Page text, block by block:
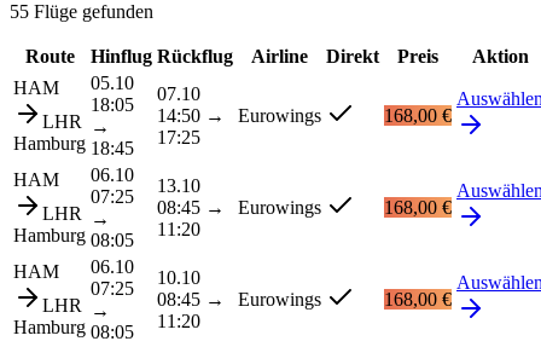
55 Flüge gefunden
Route Hinflug Rückflug Airline Direkt Preis
Aktion
HAM
LHR
Hamburg
05.10
18:05
→
18:45
07.10
14:50 →
17:25
Eurowings 168,00 €
HAM
LHR
Hamburg
06.10
07:25
→
08:05
13.10
08:45 →
11:20
Eurowings 168,00 €
HAM
LHR
Hamburg
06.10
07:25
→
08:05
10.10
08:45 →
11:20
Eurowings 168,00 €